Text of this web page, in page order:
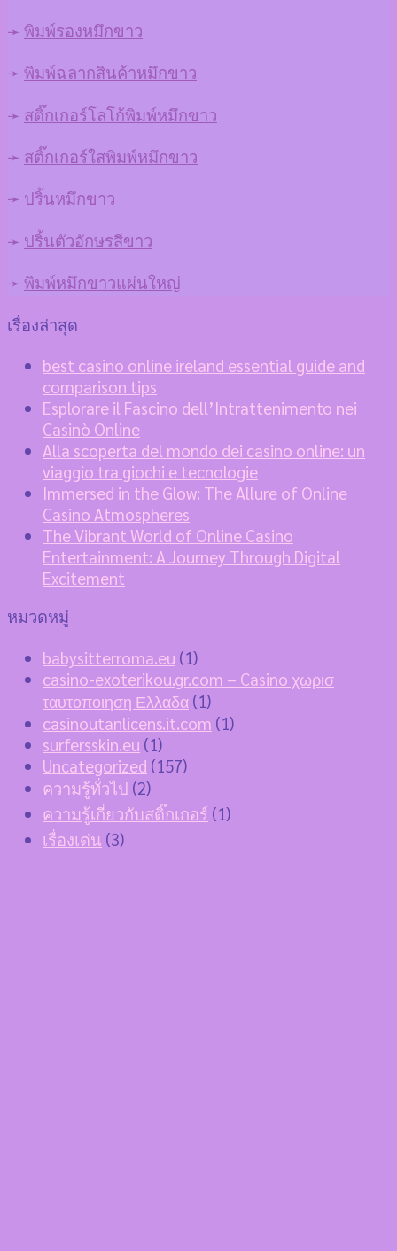
➛ พิมพ์รองหมึกขาว
➛ พิมพ์ฉลากสินค้าหมึกขาว
➛ สติ๊กเกอร์โลโก้พิมพ์หมึกขาว
➛ สติ๊กเกอร์ใสพิมพ์หมึกขาว
➛ ปริ้นหมึกขาว
➛ ปริ้นตัวอักษรสีขาว
➛ พิมพ์หมึกขาวแผ่นใหญ่
เรื่องล่าสุด
best casino online ireland essential guide and
comparison tips
Esplorare il Fascino dell’Intrattenimento nei
Casinò Online
Alla scoperta del mondo dei casino online: un
viaggio tra giochi e tecnologie
Immersed in the Glow: The Allure of Online
Casino Atmospheres
The Vibrant World of Online Casino
Entertainment: A Journey Through Digital
Excitement
หมวดหมู่
babysitterroma.eu (1)
casino-exoterikou.gr.com – Casino χωρισ
ταυτοποιηση Ελλαδα (1)
casinoutanlicens.it.com (1)
surfersskin.eu (1)
Uncategorized (157)
ความรู้ทั่วไป (2)
ความรู้เกี่ยวกับสติ๊กเกอร์ (1)
เรื่องเด่น (3)